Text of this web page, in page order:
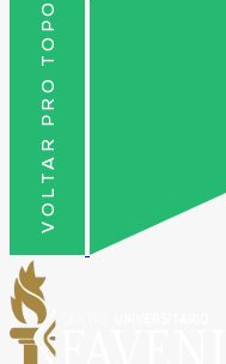
VOLTAR PRO TOPO